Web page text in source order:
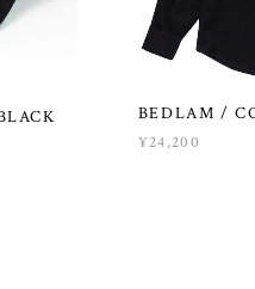
BEDLAM /
¥24,200